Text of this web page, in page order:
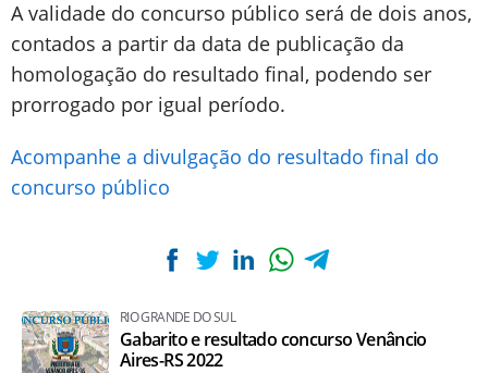
A validade do concurso público será de dois anos,
contados a partir da data de publicação da
homologação do resultado final, podendo ser
prorrogado por igual período.
Acompanhe a divulgação do resultado final do
concurso público
RIO GRANDE DO SUL
Gabarito e resultado concurso Venâncio
Aires-RS 2022